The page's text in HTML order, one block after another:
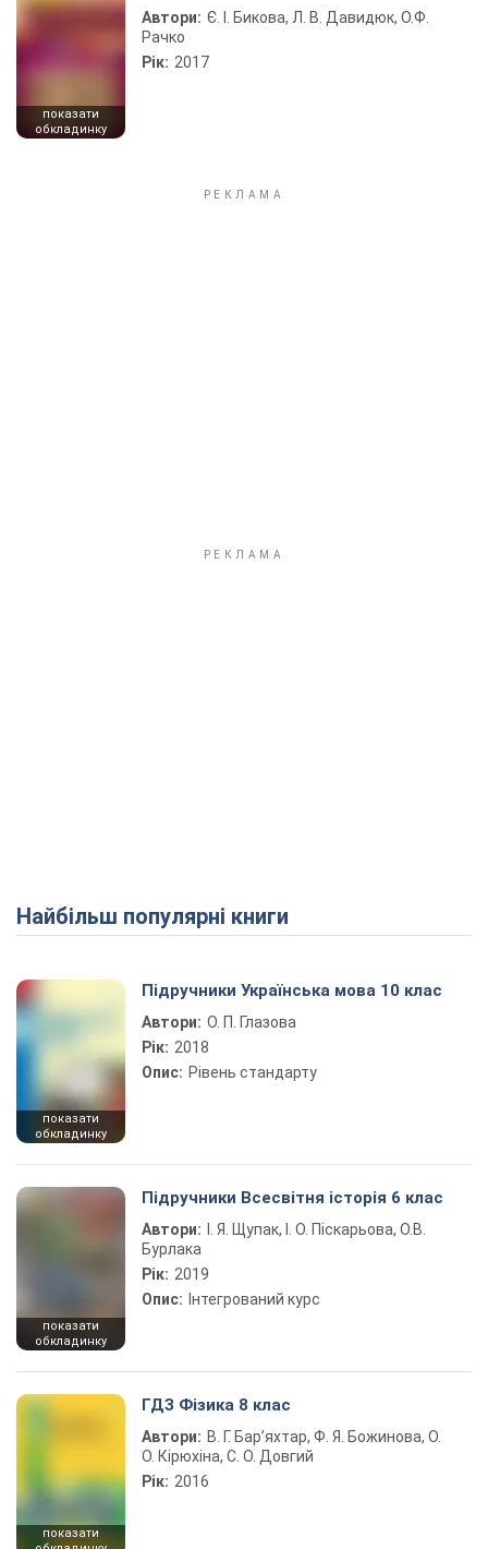
показати
обкладинку
Автори: Є. І. Бикова, Л. В. Давидюк, О.Ф.
Рачко
Рік: 2017
Найбільш популярні книги
показати
обкладинку
Підручники Українська мова 10 клас
Автори: О. П. Глазова
Рік: 2018
Опис: Рівень стандарту
показати
обкладинку
Підручники Всесвітня історія 6 клас
Автори:
І. Я. Щупак, І. О. Піскарьова, О.В.
Бурлака
Рік: 2019
Опис: Інтегрований курс
показати
ГДЗ Фізика 8 клас
Автори: В. Г. Бар’яхтар, Ф. Я. Божинова, О.
О. Кірюхіна, С. О. Довгий
Рік: 2016